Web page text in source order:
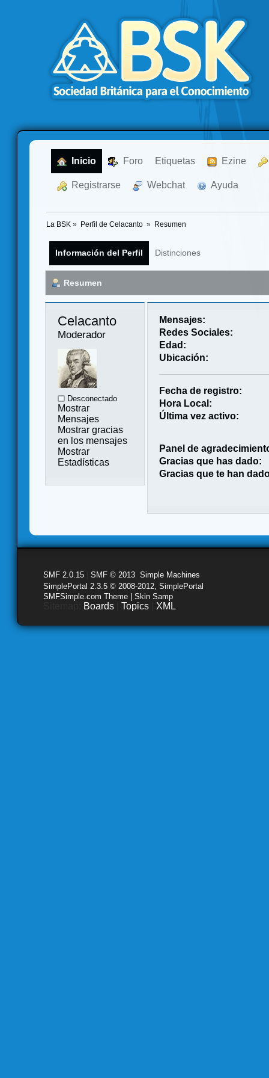
Inicio Foro Etiquetas Ezine
Registrarse Webchat Ayuda
La BSK » Perfil de Celacanto » Resumen
Información del Perfil Distinciones
Resumen
Celacanto
Moderador
Desconectado
Mostrar
Mensajes
Mostrar gracias
en los mensajes
Mostrar
Estadísticas
Mensajes:
Redes Sociales:
Edad:
Ubicación:
Fecha de registro:
Hora Local:
Última vez activo:
Panel de
Gracias que has dado:
Gracias que te han
SMF 2.0.15 SMF © 2013 Simple Machines
SimplePortal 2.3.5 © 2008-2012, SimplePortal
SMFSimple.com Theme | Skin Samp
Boards Topics XML